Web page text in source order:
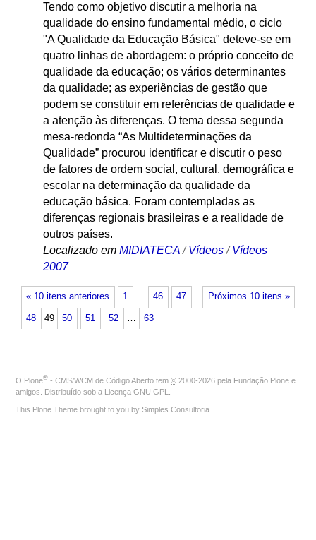
Tendo como objetivo discutir a melhoria na
qualidade do ensino fundamental médio, o ciclo
"A Qualidade da Educação Básica" deteve-se em
quatro linhas de abordagem: o próprio conceito de
qualidade da educação; os vários determinantes
da qualidade; as experiências de gestão que
podem se constituir em referências de qualidade e
a atenção às diferenças. O tema dessa segunda
mesa-redonda “As Multideterminações da
Qualidade” procurou identificar e discutir o peso
de fatores de ordem social, cultural, demográfica e
escolar na determinação da qualidade da
educação básica. Foram contempladas as
diferenças regionais brasileiras e a realidade de
outros países.
Localizado em MIDIATECA /Vídeos /Vídeos
2007
« 10 itens anteriores Próximos 10 itens »
1 … 46 47
48 49 50 51 52 … 63
O Plone® - CMS/WCM de Código Aberto tem © 2000-2026 pela Fundação Plone e
amigos. Distribuído sob a Licença GNU GPL
This Plone Theme brought to you by Simples Consultoria